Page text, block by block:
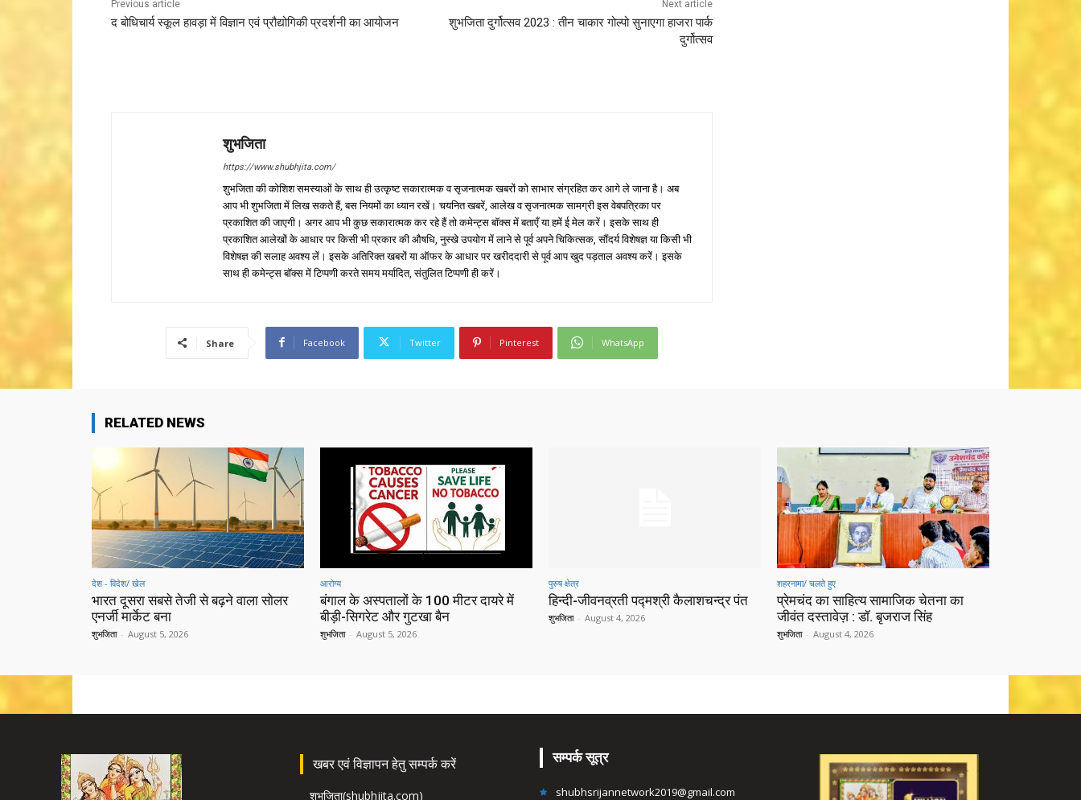
Previous article
द बोधिचार्य स्कूल हावड़ा में विज्ञान एवं प्रौद्योगिकी प्रदर्शनी का आयोजन
Next article
शुभजिता दुर्गोत्सव 2023 : तीन चाकार गोल्पो सुनाएगा हाजरा पार्क
दुर्गोत्सव
शुभजिता
https://www.shubhjita.com/
शुभजिता की कोशिश समस्याओं के साथ ही उत्कृष्ट सकारात्मक व सृजनात्मक खबरों को साभार संग्रहित कर आगे ले जाना है। अब
आप भी शुभजिता में लिख सकते हैं, बस नियमों का ध्यान रखें। चयनित खबरें, आलेख व सृजनात्मक सामग्री इस वेबपत्रिका पर
प्रकाशित की जाएगी। अगर आप भी कुछ सकारात्मक कर रहे हैं तो कमेन्ट्स बॉक्स में बताएँ या हमें ई मेल करें। इसके साथ ही
प्रकाशित आलेखों के आधार पर किसी भी प्रकार की औषधि, नुस्खे उपयोग में लाने से पूर्व अपने चिकित्सक, सौंदर्य विशेषज्ञ या किसी भी
विशेषज्ञ की सलाह अवश्य लें। इसके अतिरिक्त खबरों या ऑफर के आधार पर खरीददारी से पूर्व आप खुद पड़ताल अवश्य करें। इसके
साथ ही कमेन्ट्स बॉक्स में टिप्पणी करते समय मर्यादित, संतुलित टिप्पणी ही करें।
Share Facebook Twitter Pinterest WhatsApp
RELATED NEWS
देश - विदेश/ खेल
भारत दूसरा सबसे तेजी से बढ़ने वाला सोलर
एनर्जी मार्केट बना
शुभजिता - August 5, 2026
आरोग्य
बंगाल के अस्पतालों के 100 मीटर दायरे में
बीड़ी-सिगरेट और गुटखा बैन
शुभजिता - August 5, 2026
पुरुष क्षेत्र
हिन्‍दी-जीवनव्रती पद्मश्री कैलाशचन्‍द्र पंत
शुभजिता - August 4, 2026
शहरनामा/ चलते हुए
प्रेमचंद का साहित्य सामाजिक चेतना का
जीवंत दस्तावेज़ : डॉ. बृजराज सिंह
शुभजिता - August 4, 2026
खबर एवं विज्ञापन हेतु सम्पर्क करें
शुभजिता(shubhjita.com)
सम्पर्क सूत्र
shubhsrijannetwork2019@gmail.com